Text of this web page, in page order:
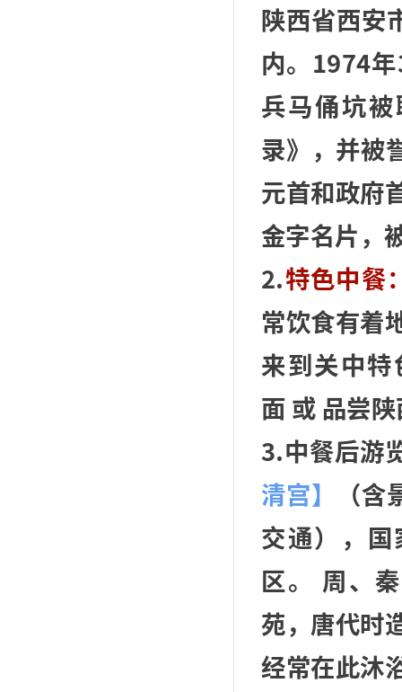
陕西省西安
内。1974
兵马俑坑
录》，并被
元首和政府
金字名片，
2.特色中餐
常饮食有着
来到关中
面 或 品尝
3.中餐后游
清宫】
（
交通），
区。 周、
苑，唐代时
经常在此沐